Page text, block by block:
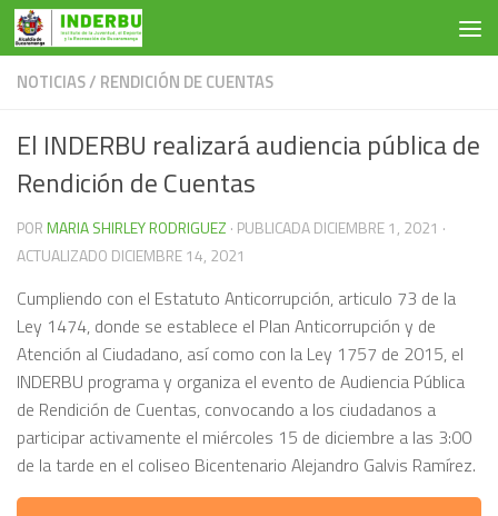
Saltar al contenido
NOTICIAS/ RENDICIÓN DE CUENTAS
El INDERBU realizará audiencia pública de
Rendición de Cuentas
PORMARIA SHIRLEY RODRIGUEZ · PUBLICADADICIEMBRE 1, 2021 ·
ACTUALIZADO DICIEMBRE 14, 2021
Cumpliendo con el Estatuto Anticorrupción, articulo 73 de la
Ley 1474, donde se establece el Plan Anticorrupción y de
Atención al Ciudadano, así como con la Ley 1757 de 2015, el
INDERBU programa y organiza el evento de Audiencia Pública
de Rendición de Cuentas, convocando a los ciudadanos a
participar activamente el miércoles 15 de diciembre a las 3:00
de la tarde en el coliseo Bicentenario Alejandro Galvis Ramírez.